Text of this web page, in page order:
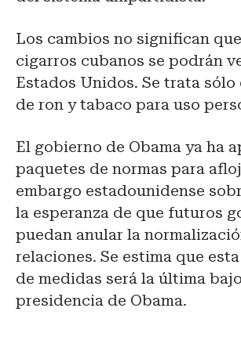
Los cambios no significan
cigarros cubanos se podrán
Estados Unidos. Se trata sólo
de ron y tabaco para uso
El gobierno de Obama ya ha
paquetes de normas para
embargo estadounidense
la esperanza de que futuros
puedan anular la
relaciones. Se estima que
de medidas será la última
presidencia de Obama.